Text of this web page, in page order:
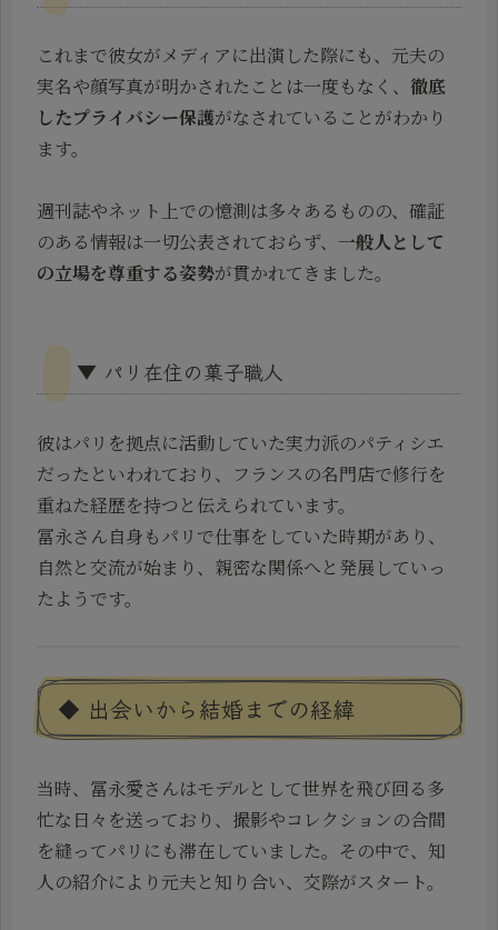
これまで彼女がメディアに出演した際にも、元夫の
実名や顔写真が明かされたことは一度もなく、 徹底
したプライバシー保護がなされていることがわかり
ます。
週刊誌やネット上での憶測は多々あるものの、確証
のある情報は一切公表されておらず、 一般人として
の立場を尊重する姿勢が貫かれてきました。
▼ パリ在住の菓子職人
彼はパリを拠点に活動していた実力派のパティシエ
だったといわれており、フランスの名門店で修行を
重ねた経歴を持つと伝えられています。
冨永さん自身もパリで仕事をしていた時期があり、
自然と交流が始まり、親密な関係へと発展していっ
たようです。
◆ 出会いから結婚までの経緯
当時、冨永愛さんはモデルとして世界を飛び回る多
忙な日々を送っており、撮影やコレクションの合間
を縫ってパリにも滞在していました。その中で、知
人の紹介により元夫と知り合い、交際がスタート。